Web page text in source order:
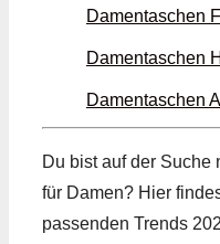
Damentaschen
Damentaschen
Damentaschen
Du bist auf der Suche
für Damen? Hier
passenden Trends